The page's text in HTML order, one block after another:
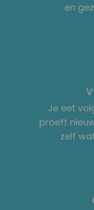
en
Je eet
proeft
zelf